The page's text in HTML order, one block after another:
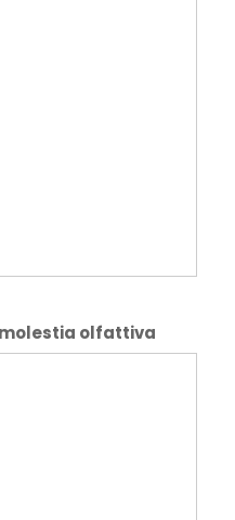
olfattiva